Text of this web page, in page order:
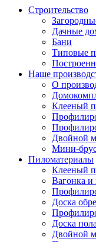
Строительство
Дачные
Бани
Типовые
Наше
О
Клееный
Двойной
Мини-
Пиломатериалы
Клееный
Вагонка и
Доска
Доска пола
Двойной